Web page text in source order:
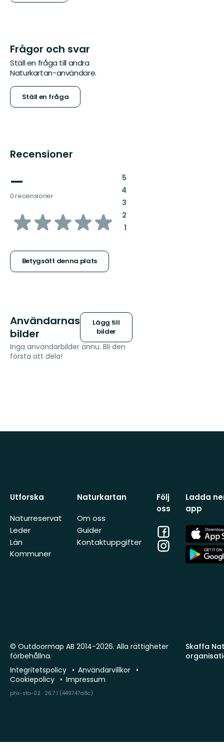
Frågor och svar
Ställ en fråga till andra
Naturkartan-användare.
Ställ en fråga
Recensioner
—
0 recensioner
av
stjärnor
Betygsätt denna plats
5:
4:
3:
2:
1:
Användarnas
bilder
Lägg till
bilder
Inga användarbilder ännu. Bli den
första att dela!
Utforska
Naturreservat
Leder
Län
Kommuner
Naturkartan
Om oss
Guider
Kontaktuppgifter
Följ
oss
Facebook
Instagram
Ladda
app
App
Store
App
Store
Skaffa
© Outdoormap AB 2014-2026. Alla rättigheter
förbehållna.
Integritetspolicy
Användarvillkor
Cookiepolicy
Impressum
phx-sto-02 · 26.7.1 (449747a8c)